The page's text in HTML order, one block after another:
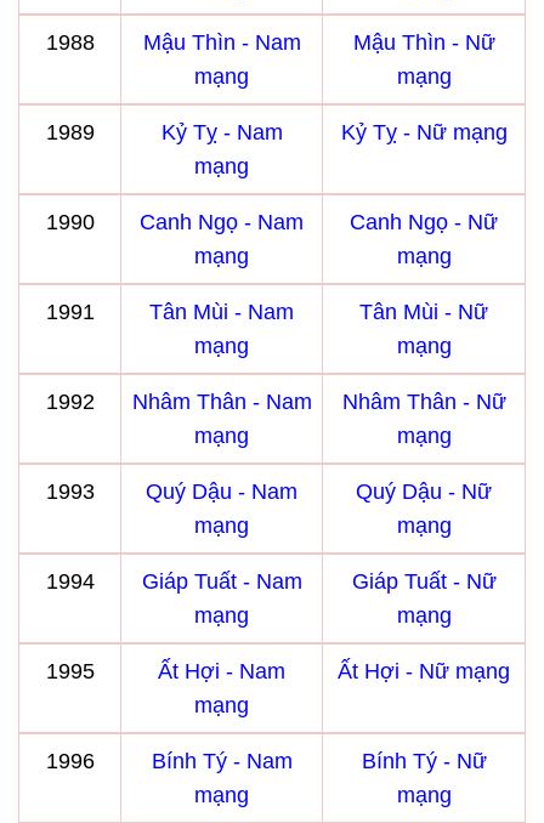
1988
Mậu Thìn - Nam
mạng
Mậu Thìn - Nữ
mạng
1989
Kỷ Tỵ - Nam
mạng
Kỷ Tỵ - Nữ mạng
1990
Canh Ngọ - Nam
mạng
Canh Ngọ - Nữ
mạng
1991
Tân Mùi - Nam
mạng
Tân Mùi - Nữ
mạng
1992
Nhâm Thân - Nam
mạng
Nhâm Thân - Nữ
mạng
1993
Quý Dậu - Nam
mạng
Quý Dậu - Nữ
mạng
1994
Giáp Tuất - Nam
mạng
Giáp Tuất - Nữ
mạng
1995
Ất Hợi - Nam
mạng
Ất Hợi - Nữ mạng
1996
Bính Tý - Nam
mạng
Bính Tý - Nữ
mạng